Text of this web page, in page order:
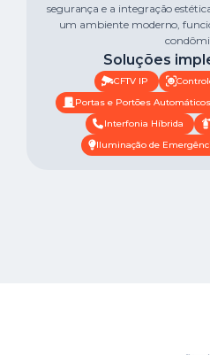
segurança e a integração
um ambiente moderno,
Soluções
CFTV IP
Portas e Portões Automáticos
Interfonia Híbrida
Iluminação de